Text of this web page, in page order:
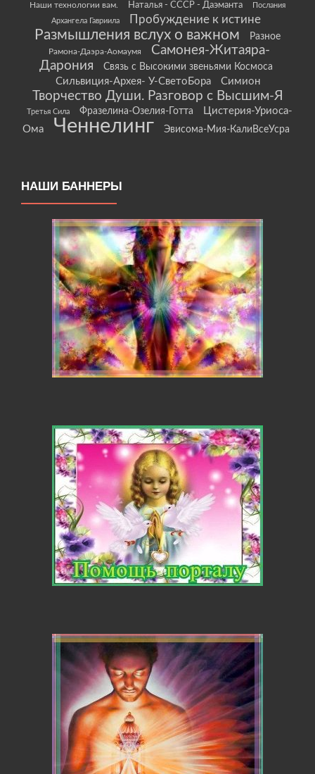
Наши технологии вам.
Наталья - СССР - Даэманта
Послания
Архангела Гавриила
Пробуждение к истине
Размышления вслух о важном Разное
Рамона-Даэра-Аомаумя
Самонея-Житаяра-
Дарония
Связь с Высокими звеньями Космоса
Сильвиция-Архея- У-СветоБора Симион
Творчество Души. Разговор с Высшим-Я
Третья Сила Фразелина-Озелия-Готта
Цистерия-Уриоса-
Ома
Ченнелинг Эвисома-Мия-КалиВсеУсра
НАШИ БАННЕРЫ